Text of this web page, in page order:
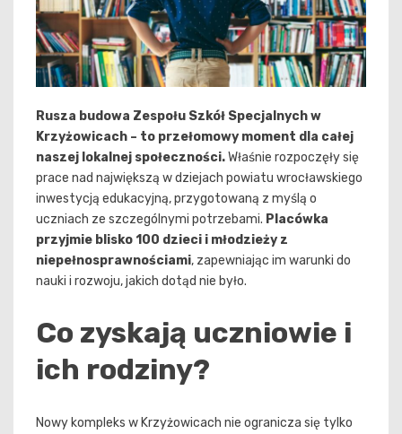
Rusza budowa Zespołu Szkół Specjalnych w
Krzyżowicach – to przełomowy moment dla całej
naszej lokalnej społeczności.Właśnie rozpoczęły się
prace nad największą w dziejach powiatu wrocławskiego
inwestycją edukacyjną, przygotowaną z myślą o
uczniach ze szczególnymi potrzebami. Placówka
przyjmie blisko 100 dzieci i młodzieży z
niepełnosprawnościami, zapewniając im warunki do
nauki i rozwoju, jakich dotąd nie było.
Co zyskają uczniowie i
ich rodziny?
Nowy kompleks w Krzyżowicach nie ogranicza się tylko